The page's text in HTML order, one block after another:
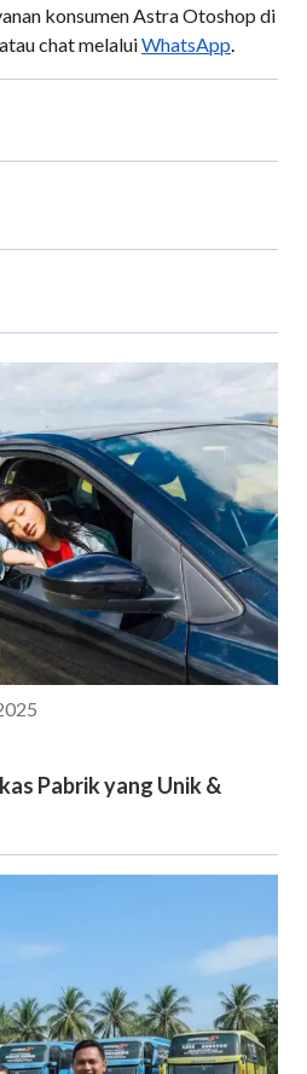
konsumen Astra Otoshop di
chat melaluiWhatsApp.
Pabrik yang Unik &